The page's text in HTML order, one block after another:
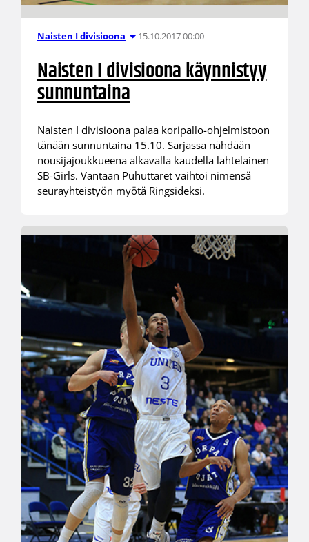
Naisten I divisioona 15.10.2017 00:00
Naisten I divisioona käynnistyy
sunnuntaina
Naisten I divisioona palaa koripallo-ohjelmistoon
tänään sunnuntaina 15.10. Sarjassa nähdään
nousijajoukkueena alkavalla kaudella lahtelainen
SB-Girls. Vantaan Puhuttaret vaihtoi nimensä
seurayhteistyön myötä Ringsideksi.